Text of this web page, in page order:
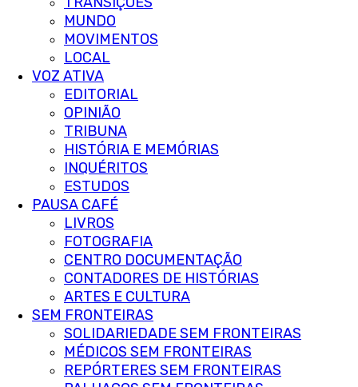
MUNDO
MOVIMENTOS
LOCAL
VOZ ATIVA
EDITORIAL
OPINIÃO
TRIBUNA
HISTÓRIA E MEMÓRIAS
INQUÉRITOS
ESTUDOS
PAUSA CAFÉ
LIVROS
FOTOGRAFIA
CENTRO DOCUMENTAÇÃO
CONTADORES DE HISTÓRIAS
ARTES E CULTURA
SEM FRONTEIRAS
SOLIDARIEDADE SEM FRONTEIRAS
MÉDICOS SEM FRONTEIRAS
REPÓRTERES SEM FRONTEIRAS